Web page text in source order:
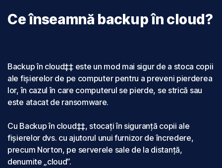
Ce înseamnă backup în cloud?
Backup în cloud‡‡ este un mod mai sigur de a stoca copii
ale fișierelor de pe computer pentru a preveni pierderea
lor, în cazul în care computerul se pierde, se strică sau
este atacat de ransomware.
Cu Backup în cloud‡‡, stocați în siguranță copii ale
fișierelor dvs. cu ajutorul unui furnizor de încredere,
precum Norton, pe serverele sale de la distanță,
denumite „cloud”.